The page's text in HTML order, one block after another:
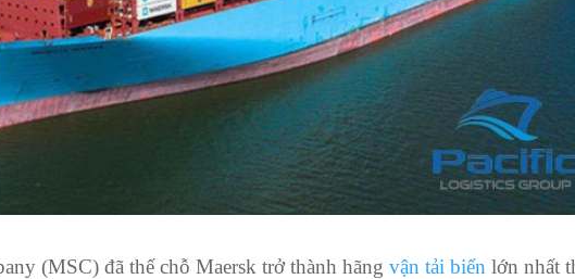
(MSC) đã thế chỗ Maersk trở thành hãngvận tải biển lớn nhất